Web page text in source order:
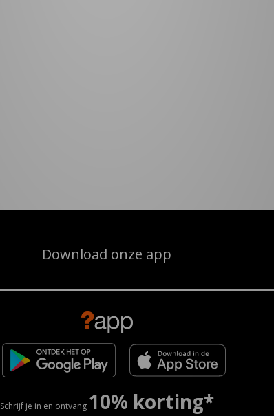
Download onze app
Schrijf je in en ontvang 10% korting*